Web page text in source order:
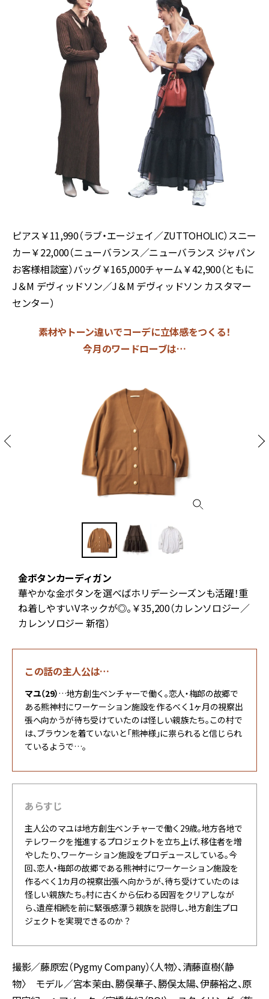
ピアス￥11,990（ラブ・エージェイ／ZUTTOHOLIC）スニー
カー￥22,000（ニューバランス／ニューバランス ジャパン
お客様相談室）バッグ￥165,000チャーム￥42,900（ともに
J＆M デヴィッドソン／J＆M デヴィッドソン カスタマー
センター）
素材やトーン違いでコーデに立体感をつくる！
今月のワードローブは…
金ボタンカーディガン
華やかな金ボタンを選べばホリデーシーズンも活躍！重
ね着しやすいVネックが◎。￥35,200（カレンソロジー／
カレンソロジー 新宿）
この話の主人公は…
マユ（29）…地方創生ベンチャーで働く。恋人・梅郎の故郷で
ある熊神村にワーケーション施設を作るべく1ヶ月の視察出
張へ向かうが待ち受けていたのは怪しい親族たち。この村で
は、ブラウンを着ていないと「熊神様」に祟られると信じられ
ているようで…。
あらすじ
主人公のマユは地方創生ベンチャーで働く29歳。地方各地で
テレワークを推進するプロジェクトを立ち上げ、移住者を増
やしたり、ワーケーション施設をプロデュースしている。今
回、恋人・梅郎の故郷である熊神村にワーケーション施設を
作るべく1カ月の視察出張へ向かうが、待ち受けていたのは
怪しい親族たち。村に古くから伝わる因習をクリアしなが
ら、遺産相続を前に緊張感漂う親族を説得し、地方創生プロ
ジェクトを実現できるのか？
撮影／藤原宏（Pygmy Company）〈人物〉、清藤直樹〈静
物〉 モデル／宮本茉由、勝俣華子、勝俣太陽、伊藤裕之、原